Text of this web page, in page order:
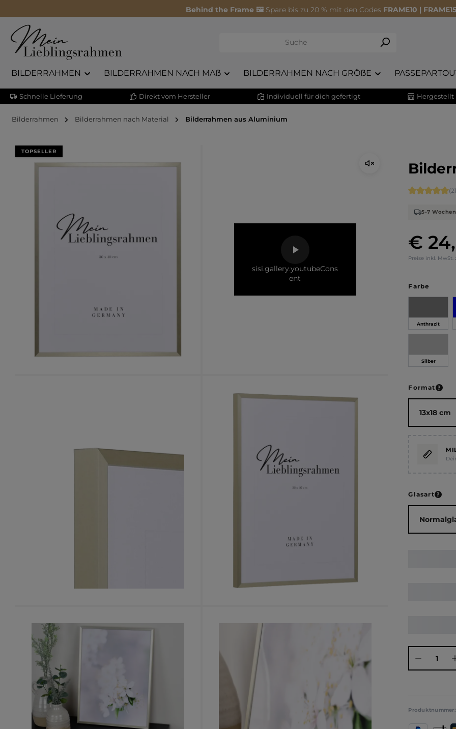
Behind the Frame 🖼️ Spare bis zu 20 % mit den Codes FRAME10 |
BILDERRAHMEN BILDERRAHMEN NACH MAẞ BILDERRAHMEN NACH GRÖẞE
Schnelle Lieferung Direkt vom Hersteller Individuell für dich gefertigt Hergestellt
Bilderrahmen Bilderrahmen nach Material Bilderrahmen aus Aluminium
Bildergalerie überspringen
TOPSELLER
sisi.gallery.youtubeCons
ent
Regulärer
€
Preise inkl. MwSt.
5-7 Wochen
Farbe
Anthrazit
Silber
Format
Glasart